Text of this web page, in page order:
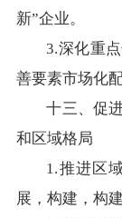
新”企业。
3.深化重
善要素市场化
十三、促
和区域格局
1.推进区
展，构建，构